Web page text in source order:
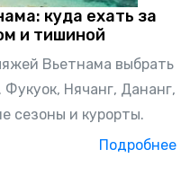
куда ехать за
и тишиной
Вьетнама выбрать
Нячанг, Дананг,
сезоны и курорты.
Подробнее